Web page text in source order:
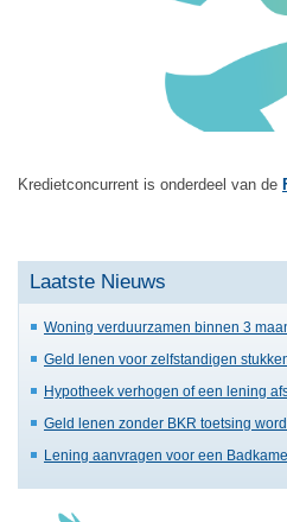
Kredietconcurrent is onderdeel van de
Laatste Nieuws
Woning verduurzamen binnen 3
Geld lenen voor zelfstandigen
Hypotheek verhogen of een lening
Geld lenen zonder BKR toetsing
Lening aanvragen voor een